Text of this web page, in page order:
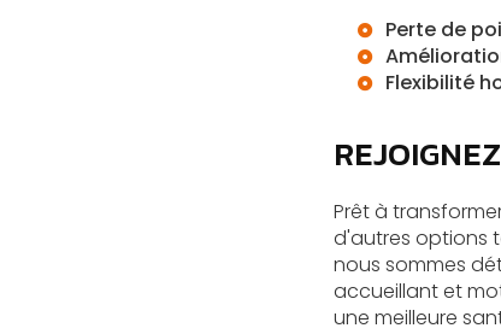
Perte de
Flexibilité
Prêt à
d'autres options
nous sommes
accueillant et
une meilleure